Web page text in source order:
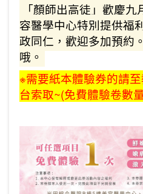
「顏師出高徒」歡慶
容醫學中心特別提供福
政同仁，歡迎多加預約
哦。
※需要紙本體驗券的請
台索取~(免費體驗卷數